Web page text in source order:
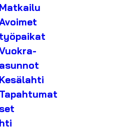
Matkailu
työpaikat
asunnot
Kesälahti
Tapahtumat